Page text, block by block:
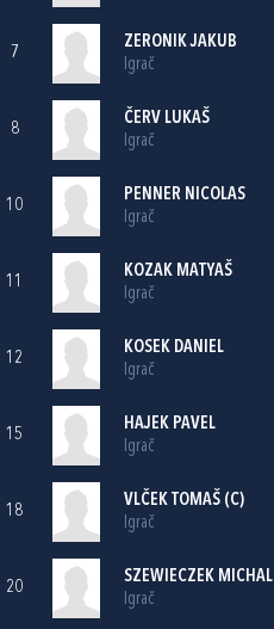
7
ZERONIK JAKUB
Igrač
8
ČERV LUKAŠ
Igrač
10
PENNER NICOLAS
Igrač
11
KOZAK MATYAŠ
Igrač
12
KOSEK DANIEL
Igrač
15
HAJEK PAVEL
Igrač
18
VLČEK TOMAŠ (C)
Igrač
20
SZEWIECZEK MICHAL
Igrač